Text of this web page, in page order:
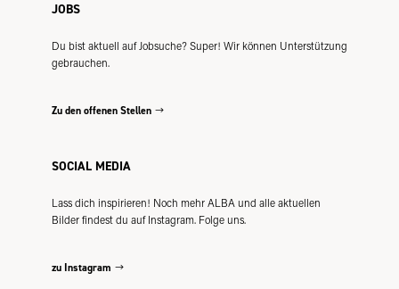
JOBS
Du bist aktuell auf Jobsuche? Super! Wir können Unterstützung
gebrauchen.
Zu den offenen Stellen
SOCIAL MEDIA
Lass dich inspirieren! Noch mehr ALBA und alle aktuellen
Bilder findest du auf Instagram. Folge uns.
zu Instagram